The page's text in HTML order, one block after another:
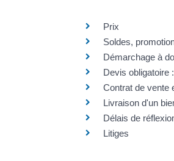
Prix
Soldes,
Démarchage à
Devis obligatoire
Contrat de vente
Livraison d'un
Délais de
Litiges